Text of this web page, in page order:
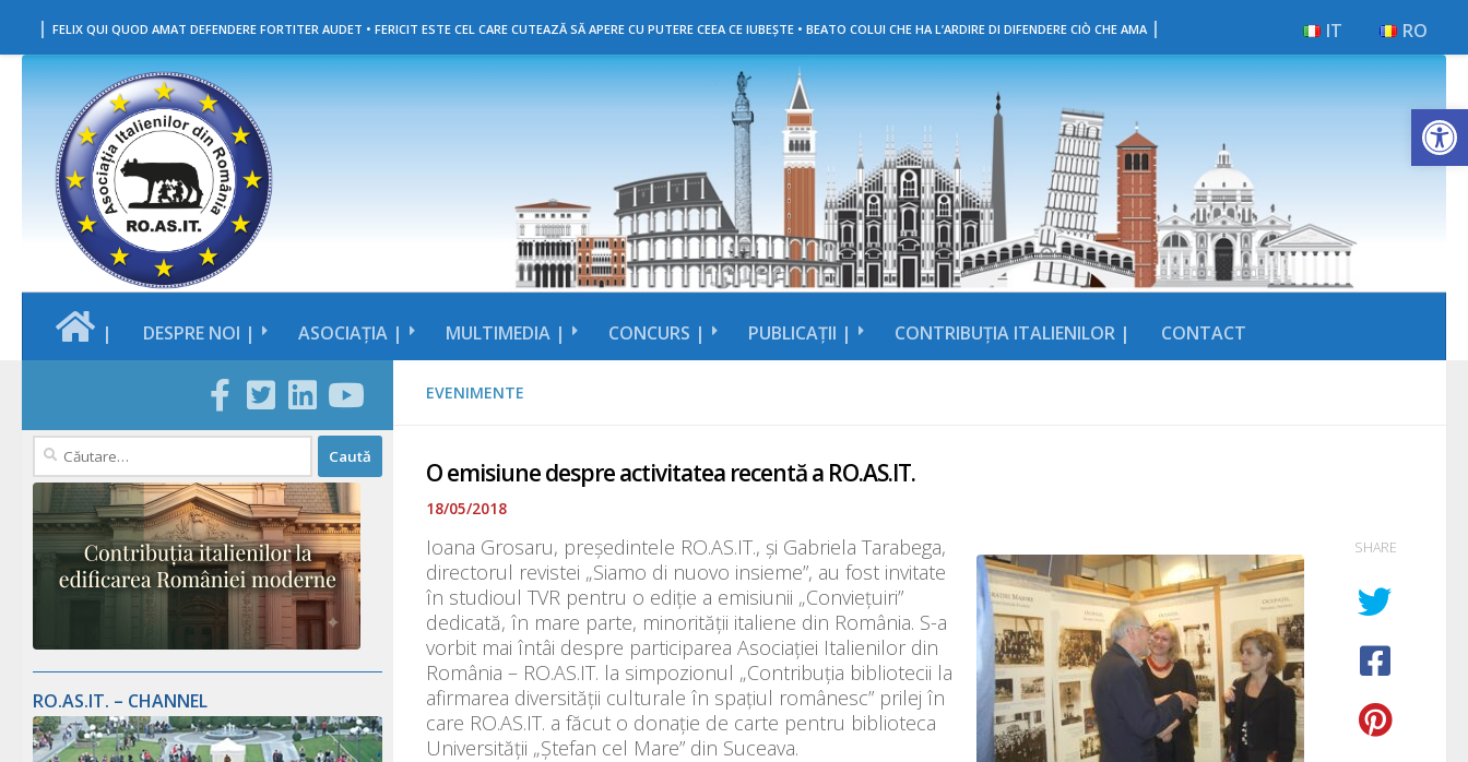
Skip to content
| FELIX QUI QUOD AMAT DEFENDERE FORTITER AUDET • FERICIT ESTE CEL CARE CUTEAZĂ SĂ APERE CU PUTERE CEEA CE IUBEȘTE • BEATO COLUI CHE HA L’ARDIRE DI DIFENDERE CIÒ CHE AMA | RO
IT
| DESPRE NOI | ASOCIAȚIA | MULTIMEDIA | CONCURS | PUBLICAȚII | CONTRIBUȚIA ITALIENILOR | CONTACT
EVENIMENTE
O emisiune despre activitatea recentă a RO.AS.IT.
18/05/2018
Ioana Grosaru, președintele RO.AS.IT., și Gabriela Tarabega,
directorul revistei „Siamo di nuovo insieme”, au fost invitate
în studioul TVR pentru o ediție a emisiunii „Conviețuiri”
dedicată, în mare parte, minorității italiene din România. S-a
vorbit mai întâi despre participarea Asociației Italienilor din
România – RO.AS.IT. la simpozionul „Contribuția bibliotecii la
afirmarea diversității culturale în spațiul românesc” prilej în
care RO.AS.IT. a făcut o donație de carte pentru biblioteca
Universității „Ștefan cel Mare” din Suceava.
SHARE
Caută
RO.AS.IT. – CHANNEL